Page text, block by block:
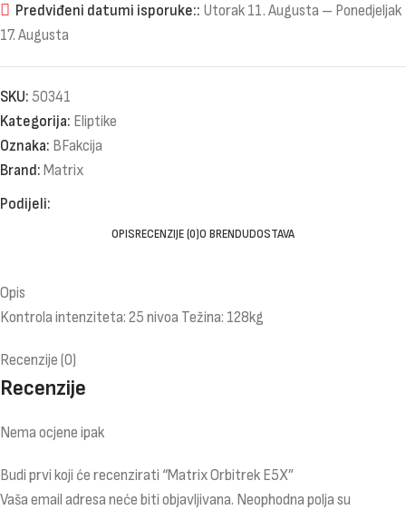
Predviđeni datumi isporuke:: Utorak 11. Augusta – Ponedjeljak
17. Augusta
SKU: 50341
Kategorija: Eliptike
Oznaka: BFakcija
Brand: Matrix
Podijeli:
OPISRECENZIJE (0)O BRENDUDOSTAVA
Opis
Kontrola intenziteta: 25 nivoa Težina: 128kg
Recenzije (0)
Recenzije
Nema ocjene ipak
Budi prvi koji će recenzirati “Matrix Orbitrek E5X”
Vaša email adresa neće biti objavljivana. Neophodna polja su